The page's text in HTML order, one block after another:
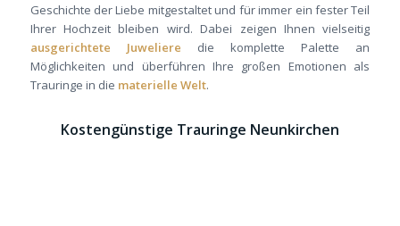
Geschichte der Liebe mitgestaltet und für immer ein fester Teil
Ihrer Hochzeit bleiben wird. Dabei zeigen Ihnen vielseitig
ausgerichtete Juweliere die komplette Palette an
Möglichkeiten und überführen Ihre großen Emotionen als
Trauringe in die materielle Welt.
Kostengünstige Trauringe Neunkirchen